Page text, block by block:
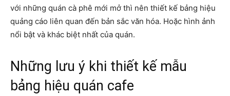
với những quán cà phê mới mở thì nên thiết kế bảng hiệu
quảng cáo liên quan đến bản sắc văn hóa. Hoặc hình ảnh
nổi bật và khác biệt nhất của quán.
Những lưu ý khi thiết kế mẫu
bảng hiệu quán cafe